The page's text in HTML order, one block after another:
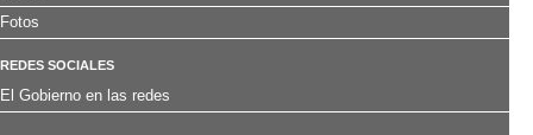
Fotos
REDES SOCIALES
El Gobierno en las redes